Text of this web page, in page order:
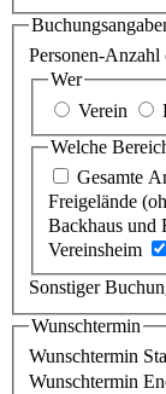
Personen-Anzahl
Wer
Verein
Welche
Gesamte
Freigelände
Backhaus und
Vereinsheim
Sonstiger
Wunschtermin
Wunschtermin
Wunschtermin